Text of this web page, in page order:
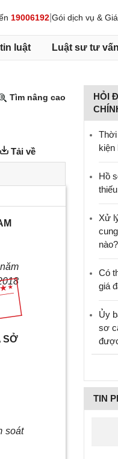
19006192 Gói dịch vụ & Giá
luật Luật sư tư vấn
Tìm nâng cao
Tải về
năm
SỞ
soát
HỎI
kiện
Hồ
Xử
nào?
Có
giá
Ủy
sơ
TIN